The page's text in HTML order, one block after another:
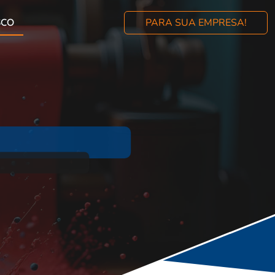
PARA SUA EMPRESA!